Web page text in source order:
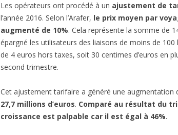
Les opérateurs ont procédé à un ajustement de
l’année 2016. Selon l’Arafer, le prix moyen par
augmenté de 10%. Cela représente la somme de
épargné les utilisateurs des liaisons de moins de
de 4 euros hors taxes, soit 30 centimes d’euros en
second trimestre.
Cet ajustement tarifaire a généré une augmentation
27,7 millions d’euros. Comparé au résultat du
croissance est palpable car il est égal à 46%.